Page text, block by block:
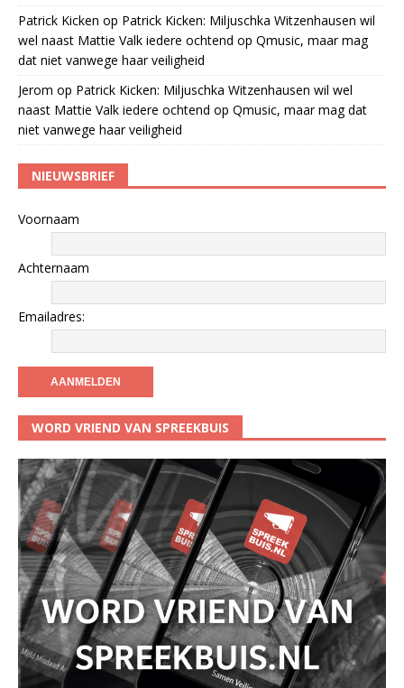
Patrick Kicken op Patrick Kicken: Miljuschka Witzenhausen wil
wel naast Mattie Valk iedere ochtend op Qmusic, maar mag
dat niet vanwege haar veiligheid
Jerom op Patrick Kicken: Miljuschka Witzenhausen wil wel
naast Mattie Valk iedere ochtend op Qmusic, maar mag dat
niet vanwege haar veiligheid
NIEUWSBRIEF
Voornaam
Achternaam
Emailadres:
WORD VRIEND VAN SPREEKBUIS